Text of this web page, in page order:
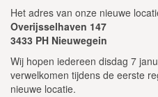
Het adres van onze nieuwe
Overijsselhaven 147
3433 PH Nieuwegein
Wij hopen iedereen disdag 7
verwelkomen tijdens de eerste
nieuwe locatie.